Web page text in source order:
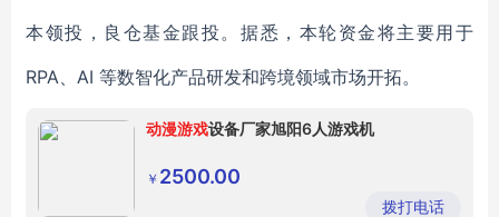
本领投，良仓基金跟投。据悉，本轮资金将主要用于
RPA、AI 等数智化产品研发和跨境领域市场开拓。
动漫游戏设备厂家旭阳6人游戏机
￥ 2500.00
拨打电话